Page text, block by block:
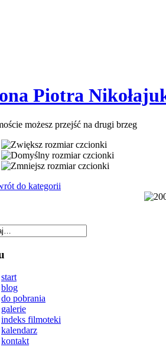
Piotra
możesz przejść na drugi brzeg
start
blog
do pobrania
galerie
indeks filmoteki
kalendarz
kontakt